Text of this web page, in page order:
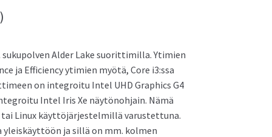
Asus NUC 12 Pro Mini PC
sukupolven Alder Lake suorittimilla. Ytimien
ja Efficiency ytimien myötä, Core i3:ssa
on integroitu Intel UHD Graphics G4
Intel Iris Xe näytönohjain. Nämä
Linux käyttöjärjestelmillä varustettuna.
yleiskäyttöön ja sillä on mm. kolmen